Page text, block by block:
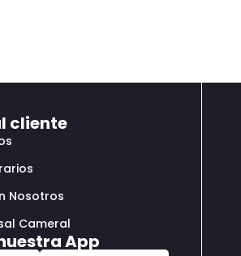
cliente
Nosotros
Cameral
App